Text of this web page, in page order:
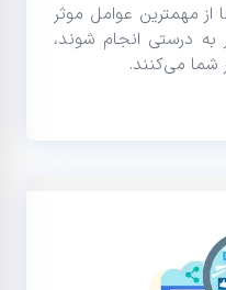
مهمترین عوامل موثر
به درستی انجام شوند،
شما می‌کنند.